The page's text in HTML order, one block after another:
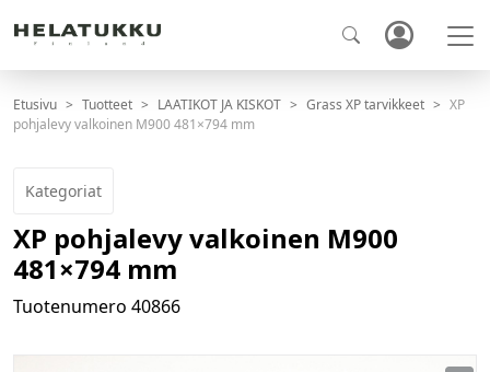
Etusivu Tuotteet LAATIKOT JA KISKOT Grass XP tarvikkeet
XP
pohjalevy valkoinen M900 481×794 mm
Kategoriat
XP pohjalevy valkoinen M900
481×794 mm
Tuotenumero 40866